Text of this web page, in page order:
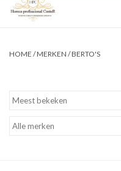
Onderdelen bakwanden
HOME /MERKEN /BERTO'S